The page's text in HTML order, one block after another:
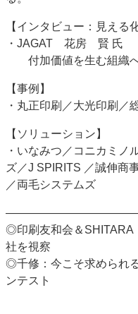
【インタビュー：見える
・JAGAT 花房 賢 氏
付加価値を生む組織へ
【事例】
・丸正印刷／大光印刷／
【ソリューション】
・いなみつ／コニカミノ
ズ／J SPIRITS ／誠伸商
／両毛システムズ
◎印刷友和会＆SHITARA
社を視察
◎千修：今こそ求められ
ンテスト